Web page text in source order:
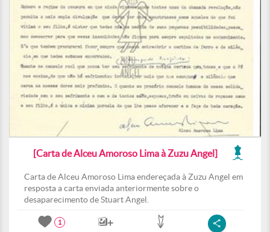
[Carta de Alceu Amoroso Lima à Zuzu Angel]
Carta de Alceu Amoroso Lima endereçada à Zuzu Angel em
resposta a carta enviada anteriormente sobre o
desaparecimento de Stuart Angel.
1